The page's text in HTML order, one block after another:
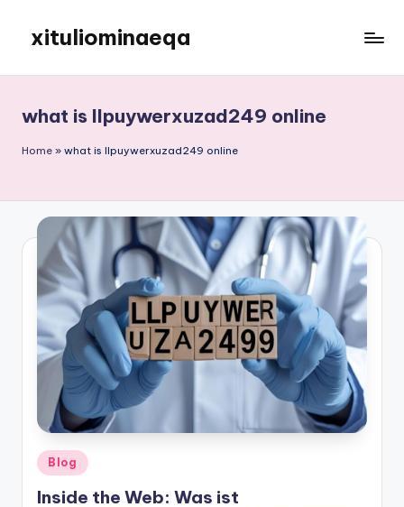
content
xituliominaeqa
what is llpuywerxuzad249 online
Home » what is llpuywerxuzad249 online
Posted
in
Blog
Inside the Web: Was ist